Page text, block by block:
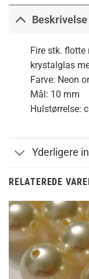
Beskrivelse
Fire stk. flotte
krystalglas
Farve: Neon
Mål: 10 mm
Hulstørrelse:
Yderligere
RELATEREDE